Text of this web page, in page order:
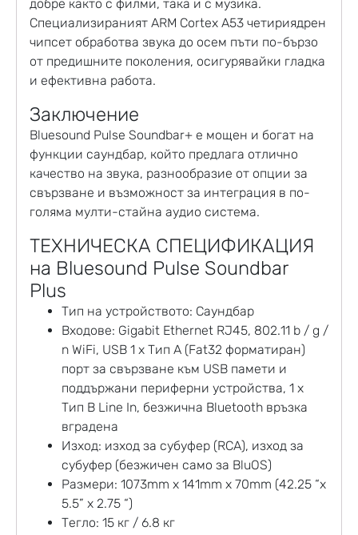
добре както с филми, така и с музика.
Специализираният ARM Cortex A53 четириядрен
чипсет обработва звука до осем пъти по-бързо
от предишните поколения, осигурявайки гладка
и ефективна работа.
Заключение
Bluesound Pulse Soundbar+ е мощен и богат на
функции саундбар, който предлага отлично
качество на звука, разнообразие от опции за
свързване и възможност за интеграция в по-
голяма мулти-стайна аудио система.
ТЕХНИЧЕСКА СПЕЦИФИКАЦИЯ
на Bluesound Pulse Soundbar
Plus
Тип на устройството: Саундбар
Входове: Gigabit Ethernet RJ45, 802.11 b / g /
n WiFi, USB 1 x Тип A (Fat32 форматиран)
порт за свързване към USB памети и
поддържани периферни устройства, 1 x
Тип B Line In, безжична Bluetooth връзка
вградена
Изход: изход за субуфер (RCA), изход за
субуфер (безжичен само за BluOS)
Размери: 1073mm x 141mm x 70mm (42.25 “x
5.5” x 2.75 “)
Тегло: 15 кг / 6.8 кг